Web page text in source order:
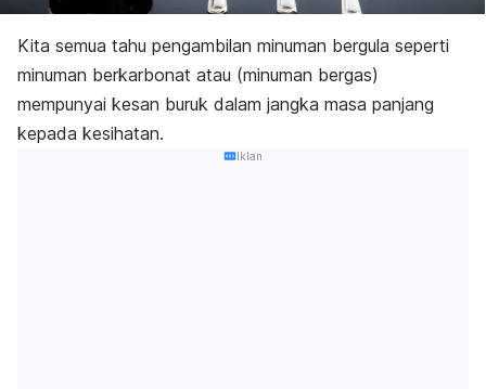
Kita semua tahu pengambilan minuman bergula seperti
minuman berkarbonat atau (minuman bergas)
mempunyai kesan buruk dalam jangka masa panjang
kepada kesihatan.
Iklan